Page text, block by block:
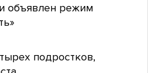
объявлен режим
подростков,